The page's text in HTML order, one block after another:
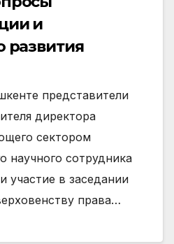
и
развития
представители
директора
сектором
научного сотрудника
участие в заседании
права…